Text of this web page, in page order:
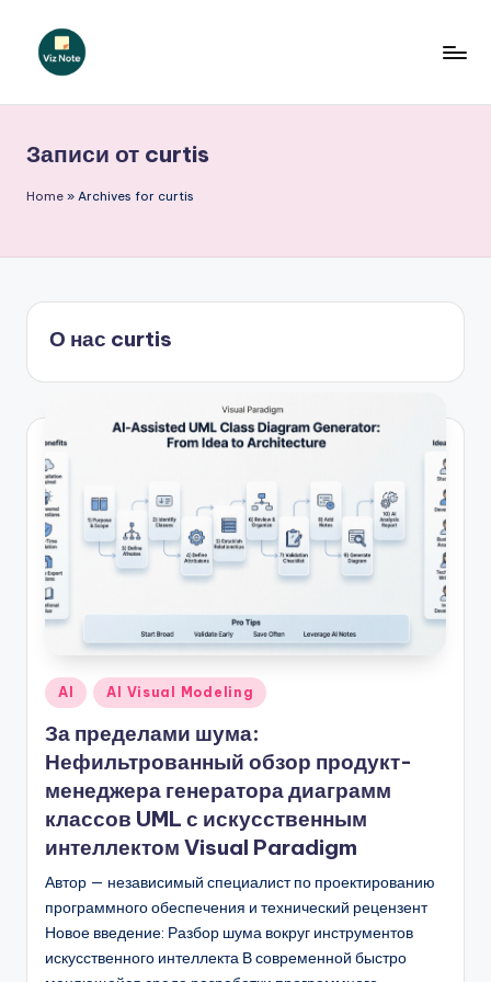
Перейти
N
o
R
u
s
si
a
n
-
A
n
si
g
h
t
s
&
S
o
Записи от curtis
Home » Archives for curtis
О нас curtis
Опубликовано
AI AI Visual Modeling
За пределами шума:
Нефильтрованный обзор продукт-
менеджера генератора диаграмм
классов UML с искусственным
интеллектом Visual Paradigm
Автор — независимый специалист по проектированию
программного обеспечения и технический рецензент
Новое введение: Разбор шума вокруг инструментов
искусственного интеллекта В современной быстро